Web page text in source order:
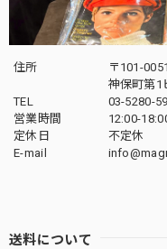
住所
〒101-
神保町第1
TEL
03-5280-
営業時間
12:00-
定休日
不定休
E-mail
送料について